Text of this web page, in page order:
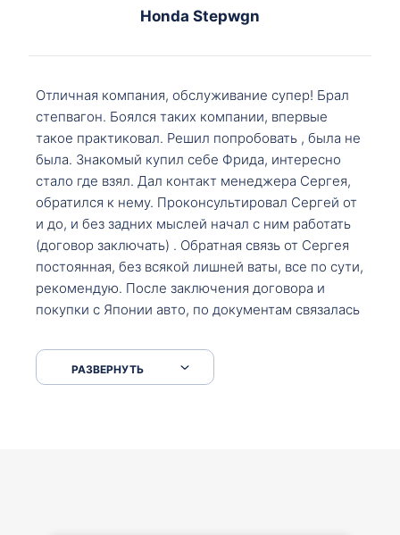
Honda Stepwgn
Отличная компания, обслуживание супер! Брал
степвагон. Боялся таких компании, впервые
такое практиковал. Решил попробовать , была не
была. Знакомый купил себе Фрида, интересно
стало где взял. Дал контакт менеджера Сергея,
обратился к нему. Проконсультировал Сергей от
и до, и без задних мыслей начал с ним работать
(договор заключать) . Обратная связь от Сергея
постоянная, без всякой лишней ваты, все по сути,
рекомендую. После заключения договора и
покупки с Японии авто, по документам связалась
что заполнить, куда зайти, образцы и т.д. После
приехал за авто. Меня тепло встретили Сергей с
РАЗВЕРНУТЬ